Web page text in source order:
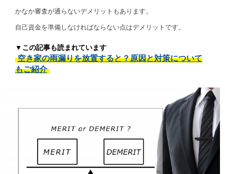
かなか審査が通らないデメリットもあります。
自己資金を準備しなければならない点はデメリットです。
▼この記事も読まれています
空き家の雨漏りを放置すると？原因と対策について
もご紹介